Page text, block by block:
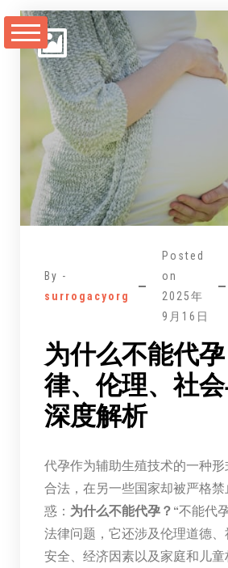
至
By -
surrogacyorg
Posted
on
2025年
9月16日
为什么不能代
律、伦理、社
深度解析
代孕作为辅助生殖技术的一种
合法，在另一些国家却被严格
惑： 为什么不能代孕？“不能代
法律问题，它还涉及伦理道德
安全、经济因素以及家庭和儿